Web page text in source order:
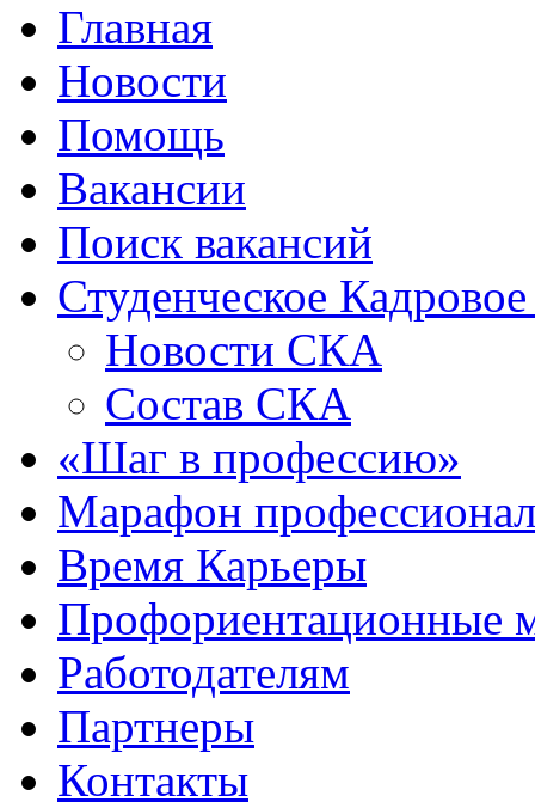
Главная
Новости
Помощь
Вакансии
Поиск вакансий
Студенческое Кадровое
Новости СКА
Состав СКА
«Шаг в профессию»
Марафон
Время Карьеры
Профориентационные
Работодателям
Партнеры
Контакты